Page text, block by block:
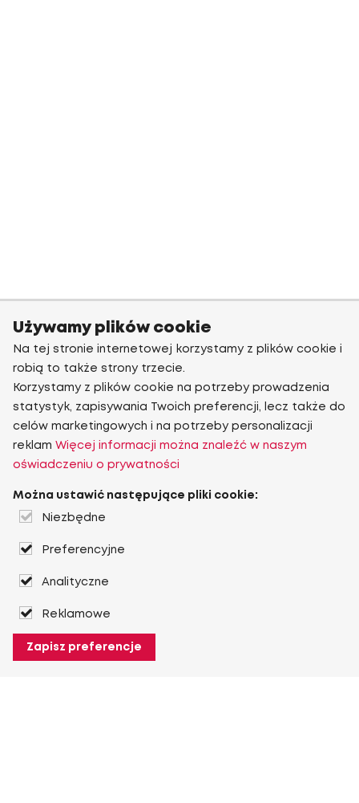
Używamy plików cookie
Na tej stronie internetowej korzystamy z plików cookie i
robią to także strony trzecie.
Korzystamy z plików cookie na potrzeby prowadzenia
statystyk, zapisywania Twoich preferencji, lecz także do
celów marketingowych i na potrzeby personalizacji
reklam Więcej informacji można znaleźć w naszym
oświadczeniu o prywatności
Można ustawić następujące pliki cookie:
Niezbędne
Preferencyjne
Analityczne
Reklamowe
Zapisz preferencje